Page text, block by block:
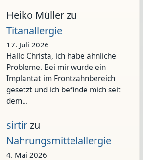
Heiko Müllerzu
Titanallergie
17. Juli 2026
Hallo Christa, ich habe ähnliche
Probleme. Bei mir wurde ein
Implantat im Frontzahnbereich
gesetzt und ich befinde mich seit
dem…
sirtirzu
Nahrungsmittelallergie
4. Mai 2026